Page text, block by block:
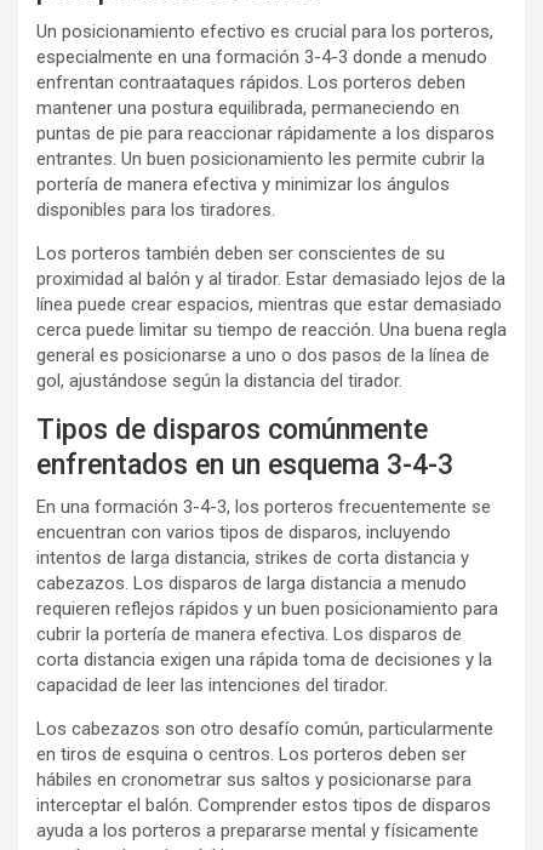
Un posicionamiento efectivo es crucial para los porteros,
especialmente en una formación 3-4-3 donde a menudo
enfrentan contraataques rápidos. Los porteros deben
mantener una postura equilibrada, permaneciendo en
puntas de pie para reaccionar rápidamente a los disparos
entrantes. Un buen posicionamiento les permite cubrir la
portería de manera efectiva y minimizar los ángulos
disponibles para los tiradores.
Los porteros también deben ser conscientes de su
proximidad al balón y al tirador. Estar demasiado lejos de la
línea puede crear espacios, mientras que estar demasiado
cerca puede limitar su tiempo de reacción. Una buena regla
general es posicionarse a uno o dos pasos de la línea de
gol, ajustándose según la distancia del tirador.
Tipos de disparos comúnmente
enfrentados en un esquema 3-4-3
En una formación 3-4-3, los porteros frecuentemente se
encuentran con varios tipos de disparos, incluyendo
intentos de larga distancia, strikes de corta distancia y
cabezazos. Los disparos de larga distancia a menudo
requieren reflejos rápidos y un buen posicionamiento para
cubrir la portería de manera efectiva. Los disparos de
corta distancia exigen una rápida toma de decisiones y la
capacidad de leer las intenciones del tirador.
Los cabezazos son otro desafío común, particularmente
en tiros de esquina o centros. Los porteros deben ser
hábiles en cronometrar sus saltos y posicionarse para
interceptar el balón. Comprender estos tipos de disparos
ayuda a los porteros a prepararse mental y físicamente